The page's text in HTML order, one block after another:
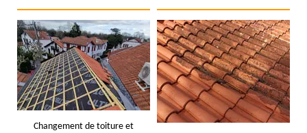
Changement de toiture et